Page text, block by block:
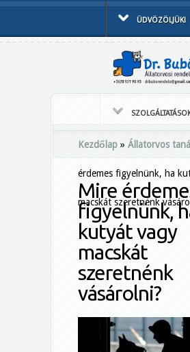
ÜDVÖZÖLJÜK!
Kezdőlap » Állatorvos
érdemes figyelnünk, ha
macskát szeretnénk
Mire
figyelnünk,
kutyát vagy
macskát
szeretnénk
vásárolni?